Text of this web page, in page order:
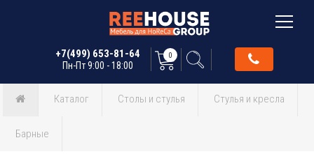
+7(499) 653-81-64
Пн-Пт 9:00 - 18:00
0
Каталог Столы и стулья Стулья и кресла
Барные